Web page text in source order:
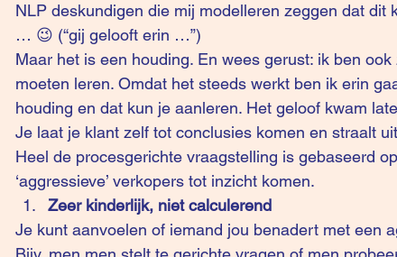
NLP deskundigen die mij modelleren zeggen dat
… 😉 (“gij gelooft erin …”)
Maar het is een houding. En wees gerust: ik ben
moeten leren. Omdat het steeds werkt ben ik erin
houding en dat kun je aanleren. Het geloof kwam
Je laat je klant zelf tot conclusies komen en straalt
Heel de procesgerichte vraagstelling is gebaseerd
‘aggressieve’ verkopers tot inzicht komen.
Zeer kinderlijk, niet calculerend
Je kunt aanvoelen of iemand jou benadert met een